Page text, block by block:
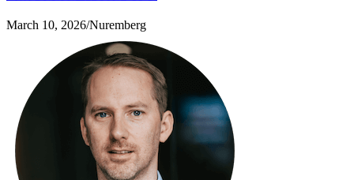
March 10, 2026/Nuremberg